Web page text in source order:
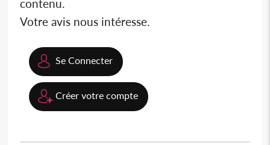
contenu.
Votre avis nous intéresse.
Se Connecter
Créer votre compte